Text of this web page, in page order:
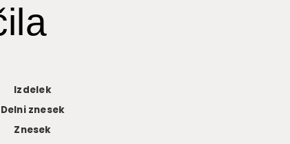
Izdelek
Delni znesek
Znesek